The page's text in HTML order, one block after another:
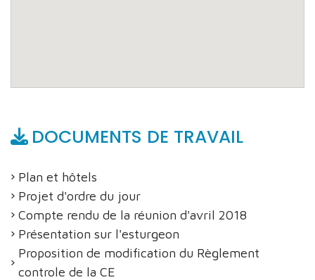
DOCUMENTS DE TRAVAIL
Plan et hôtels
Projet d'ordre du jour
Compte rendu de la réunion d'avril 2018
Présentation sur l'esturgeon
Proposition de modification du Règlement
controle de la CE